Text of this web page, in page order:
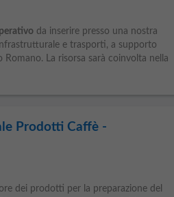
da inserire presso una nostra
e trasporti, a supporto
La risorsa sarà coinvolta nella
Prodotti Caffè -
dei prodotti per la preparazione del